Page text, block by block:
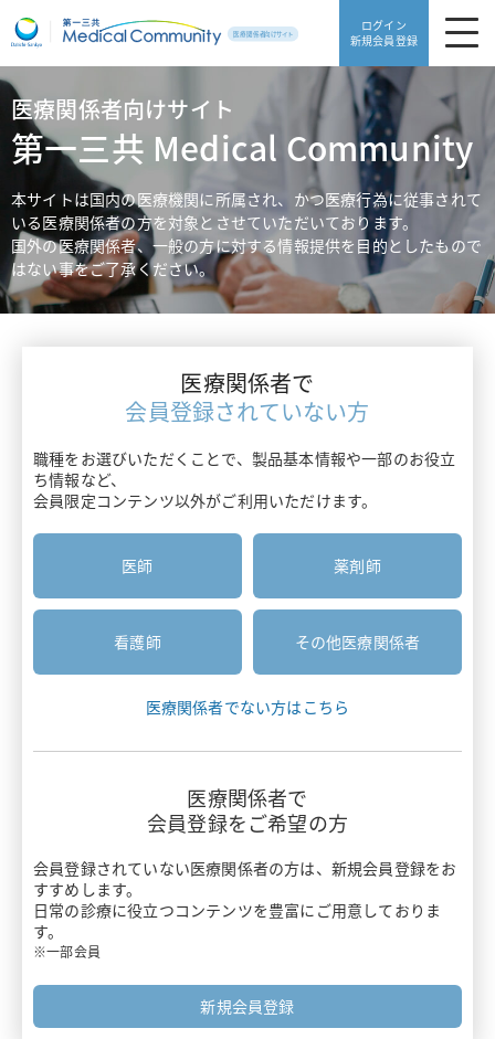
ログイン
新規会員登録
製品・安全性情報
製品・安全性情報TOP
製品一覧
販売中止品・予定一覧
使用期限検索
添付文書ダウンロード
よくあるご質問
安全性情報
主要製品一覧
エフィエント
カナリア
タリージェ
エムガルティ
領域別情報
領域別情報TOP
血栓症
片頭痛・てんかん・不眠症
骨粗鬆症・リウマチ
感染症
バイオシミラー
ワクチン
Web講演会
動画ライブラリ
医療サポートTOP
がんゲノム医療トピックス
医療関係者と患者さんのコミュニケーション
胃癌HER2診断
診療報酬ニュース
押さえておきたい医療安全のポイント
スキルアップ講座
Pharmacist Forum
フォーミュラリー最前線
患者サポートTOP
患者さん向け資材
疾患啓発サイト・患者さん向けサイト
医療関係者向けサイト
第一三共 Medical Community
本サイトは国内の医療機関に所属され、かつ医療行為に従事されて
いる医療関係者の方を対象とさせていただいております。
国外の医療関係者、一般の方に対する情報提供を目的としたもので
はない事をご了承ください。
医療関係者で
会員登録されていない方
職種をお選びいただくことで、製品基本情報や一部のお役立
ち情報など、
会員限定コンテンツ以外がご利用いただけます。
医師 薬剤師
看護師 その他医療関係者
医療関係者でない方はこちら
医療関係者で
会員登録をご希望の方
会員登録されていない医療関係者の方は、 新規会員登録をお
すすめします。
日常の診療に役立つコンテンツを豊富にご用意しておりま
す。
※一部会員
新規会員登録